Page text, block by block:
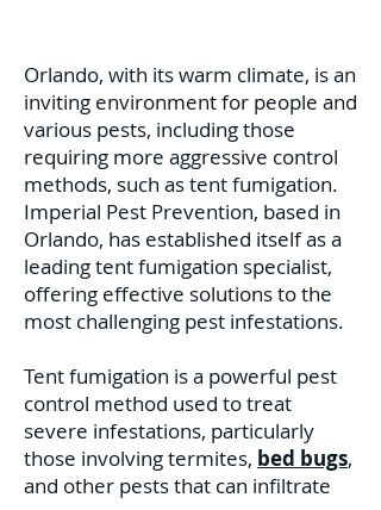
Orlando, with its warm climate, is an
inviting environment for people and
various pests, including those
requiring more aggressive control
methods, such as tent fumigation.
Imperial Pest Prevention, based in
Orlando, has established itself as a
leading tent fumigation specialist,
offering effective solutions to the
most challenging pest infestations.
Tent fumigation is a powerful pest
control method used to treat
severe infestations, particularly
those involving termites, bed bugs,
and other pests that can infiltrate